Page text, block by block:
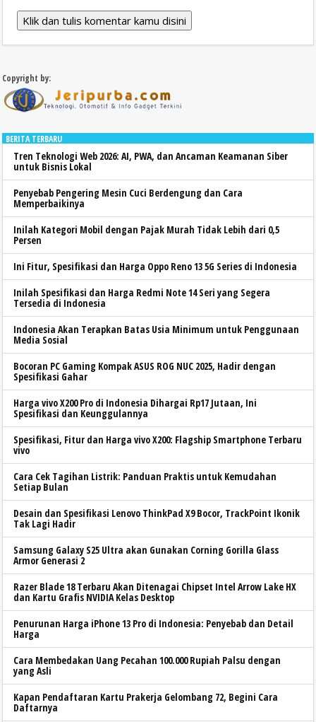
Klik dan tulis komentar kamu disini
Copyright by:
BERITA TERBARU
Tren Teknologi Web 2026: AI, PWA, dan Ancaman Keamanan Siber
untuk Bisnis Lokal
Penyebab Pengering Mesin Cuci Berdengung dan Cara
Memperbaikinya
Inilah Kategori Mobil dengan Pajak Murah Tidak Lebih dari 0,5
Persen
Ini Fitur, Spesifikasi dan Harga Oppo Reno 13 5G Series di Indonesia
Inilah Spesifikasi dan Harga Redmi Note 14 Seri yang Segera
Tersedia di Indonesia
Indonesia Akan Terapkan Batas Usia Minimum untuk Penggunaan
Media Sosial
Bocoran PC Gaming Kompak ASUS ROG NUC 2025, Hadir dengan
Spesifikasi Gahar
Harga vivo X200 Pro di Indonesia Dihargai Rp17 Jutaan, Ini
Spesifikasi dan Keunggulannya
Spesifikasi, Fitur dan Harga vivo X200: Flagship Smartphone Terbaru
vivo
Cara Cek Tagihan Listrik: Panduan Praktis untuk Kemudahan
Setiap Bulan
Desain dan Spesifikasi Lenovo ThinkPad X9 Bocor, TrackPoint Ikonik
Tak Lagi Hadir
Samsung Galaxy S25 Ultra akan Gunakan Corning Gorilla Glass
Armor Generasi 2
Razer Blade 18 Terbaru Akan Ditenagai Chipset Intel Arrow Lake HX
dan Kartu Grafis NVIDIA Kelas Desktop
Penurunan Harga iPhone 13 Pro di Indonesia: Penyebab dan Detail
Harga
Cara Membedakan Uang Pecahan 100.000 Rupiah Palsu dengan
yang Asli
Kapan Pendaftaran Kartu Prakerja Gelombang 72, Begini Cara
Daftarnya